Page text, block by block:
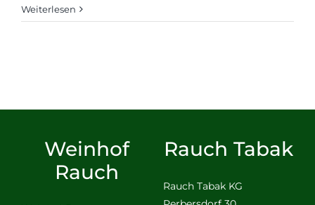
Weiterlesen
Weinhof
Rauch
Rauch Tabak
Rauch Tabak KG